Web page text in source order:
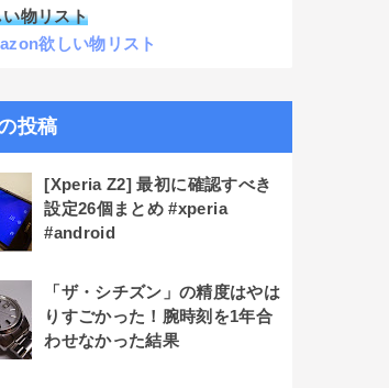
物リスト
欲しい物リスト
投稿
[Xperia Z2] 最初に確認すべき
設定26個まとめ #xperia
#android
「ザ・シチズン」の精度はやは
りすごかった！腕時刻を1年合
わせなかった結果